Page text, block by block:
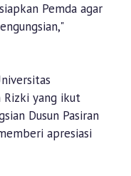
Pemda agar
Rizki yang ikut
Dusun Pasiran
apresiasi